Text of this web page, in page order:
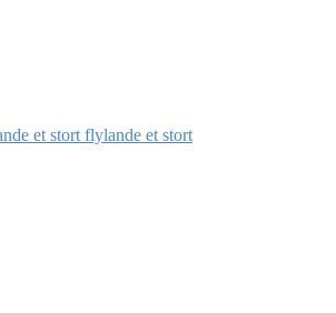
et stort flylande et stort